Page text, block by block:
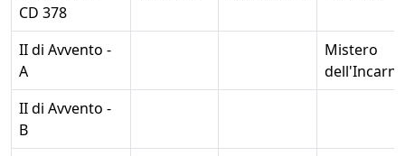
CD 378
II di Avvento -
A
Mistero
II di Avvento -
B